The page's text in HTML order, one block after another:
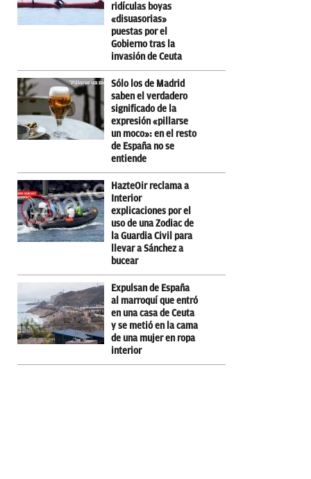
ridículas boyas
«disuasorias»
puestas por el
Gobierno tras la
invasión de Ceuta
Sólo los de Madrid
saben el verdadero
significado de la
expresión «pillarse
un moco»: en el resto
de España no se
entiende
HazteOir reclama a
Interior
explicaciones por el
uso de una Zodiac de
la Guardia Civil para
llevar a Sánchez a
bucear
Expulsan de España
al marroquí que entró
en una casa de Ceuta
y se metió en la cama
de una mujer en ropa
interior